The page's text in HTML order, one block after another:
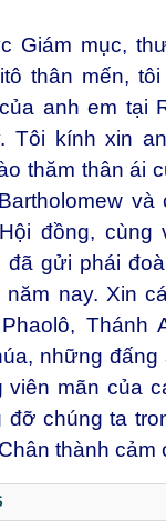
Giám mục,
thân mến,
anh em tại
Tôi kính xin
thăm thân ái
và
đồng, cùng
đã gửi phái
năm nay. Xin
Thánh
những đấng
viên mãn của
đỡ chúng ta
thành cảm